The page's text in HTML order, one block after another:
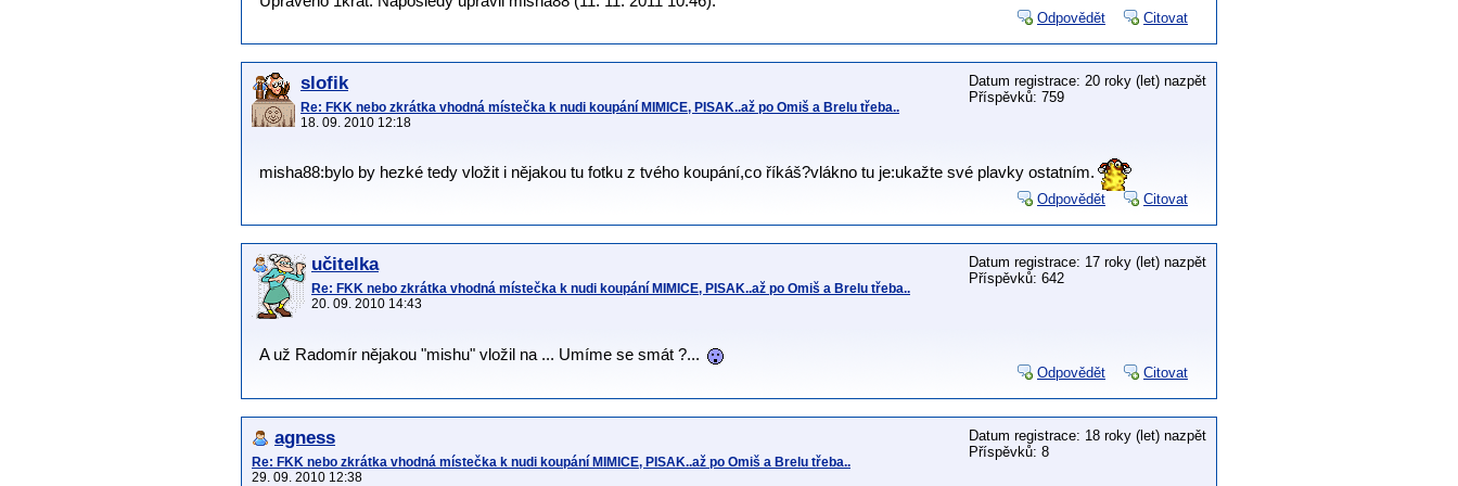
Odpovědět Citovat
slofik
Re: FKK nebo zkrátka vhodná místečka k nudi koupání MIMICE, PISAK..až po Omiš a Brelu třeba..
18. 09. 2010 12:18
Datum registrace: 20 roky (let) nazpět
Příspěvků: 759
misha88:bylo by hezké tedy vložit i nějakou tu fotku z tvého koupání,co říkáš?vlákno tu je:ukažte své plavky ostatním.
Odpovědět Citovat
učitelka
Re: FKK nebo zkrátka vhodná místečka k nudi koupání MIMICE, PISAK..až po Omiš a Brelu třeba..
20. 09. 2010 14:43
Datum registrace: 17 roky (let) nazpět
Příspěvků: 642
A už Radomír nějakou "mishu" vložil na ... Umíme se smát ?...
Odpovědět Citovat
agness
Re: FKK nebo zkrátka vhodná místečka k nudi koupání MIMICE, PISAK..až po Omiš a Brelu třeba..
29. 09. 2010 12:38
Datum registrace: 18 roky (let) nazpět
Příspěvků: 8